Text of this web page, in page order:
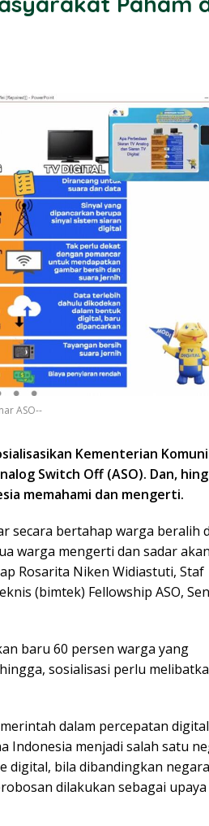
ASO--
Kementerian
Switch Off (ASO). Dan,
memahami dan mengerti.
secara bertahap warga beralih
warga mengerti dan sadar akan
Rosarita Niken Widiastuti, Staf
(bimtek) Fellowship ASO,
baru 60 persen warga yang
sosialisasi perlu
dalam percepatan
Indonesia menjadi salah satu
digital, bila dibandingkan
dilakukan sebagai upaya